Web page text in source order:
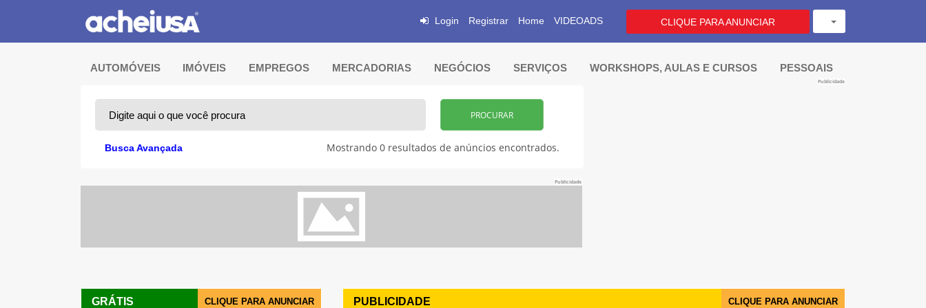
Login Registrar Home VIDEOADS CLIQUE PARA ANUNCIAR
AUTOMÓVEIS IMÓVEIS EMPREGOS MERCADORIAS NEGÓCIOS SERVIÇOS WORKSHOPS, AULAS E CURSOS PESSOAIS
PROCURAR
Busca Avançada Mostrando 0 resultados de anúncios encontrados.
Publicidade
Publicidade
CLIQUE PARA ANUNCIAR
GRÁTIS CLIQUE PARA ANUNCIAR
PUBLICIDADE